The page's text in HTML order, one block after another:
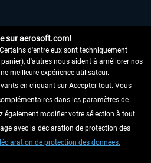
DERNIÈRES
sur aerosoft.com!
d'entre eux sont techniquement
d'autres nous aident à améliorer nos
meilleure expérience utilisateur.
en cliquant sur Accepter tout. Vous
dans les paramètres de
également modifier votre sélection à tout
avec la déclaration de protection des
de protection des données.